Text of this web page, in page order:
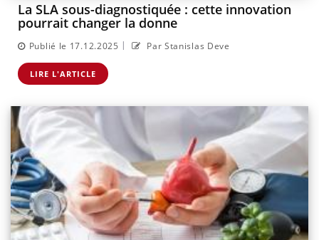
La SLA sous-diagnostiquée : cette innovation
pourrait changer la donne
Publié le 17.12.2025 | Par Stanislas Deve
LIRE L'ARTICLE